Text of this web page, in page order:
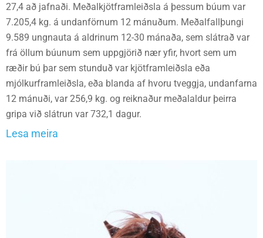
27,4 að jafnaði. Meðalkjötframleiðsla á þessum búum var
7.205,4 kg. á undanförnum 12 mánuðum. Meðalfallþungi
9.589 ungnauta á aldrinum 12-30 mánaða, sem slátrað var
frá öllum búunum sem uppgjörið nær yfir, hvort sem um
ræðir bú þar sem stunduð var kjötframleiðsla eða
mjólkurframleiðsla, eða blanda af hvoru tveggja, undanfarna
12 mánuði, var 256,9 kg. og reiknaður meðalaldur þeirra
gripa við slátrun var 732,1 dagur.
Lesa meira